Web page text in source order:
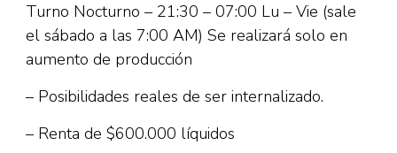
Turno Nocturno – 21:30 – 07:00 Lu – Vie (sale
el sábado a las 7:00 AM) Se realizará solo en
aumento de producción
– Posibilidades reales de ser internalizado.
– Renta de $600.000 líquidos